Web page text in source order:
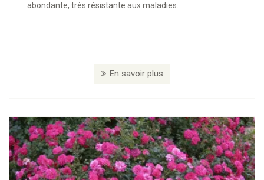
abondante, très résistante aux maladies.
En savoir plus